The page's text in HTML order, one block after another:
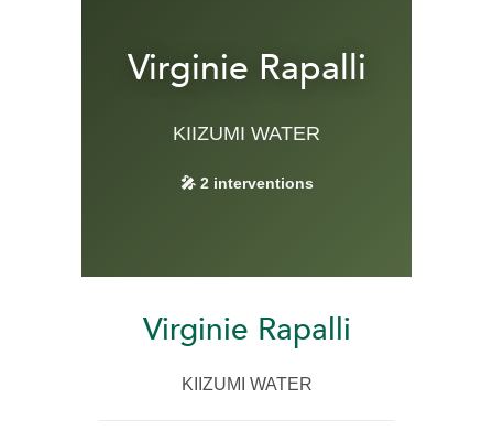
Virginie Rapalli
KIIZUMI WATER
🎤 2 interventions
Virginie Rapalli
KIIZUMI WATER